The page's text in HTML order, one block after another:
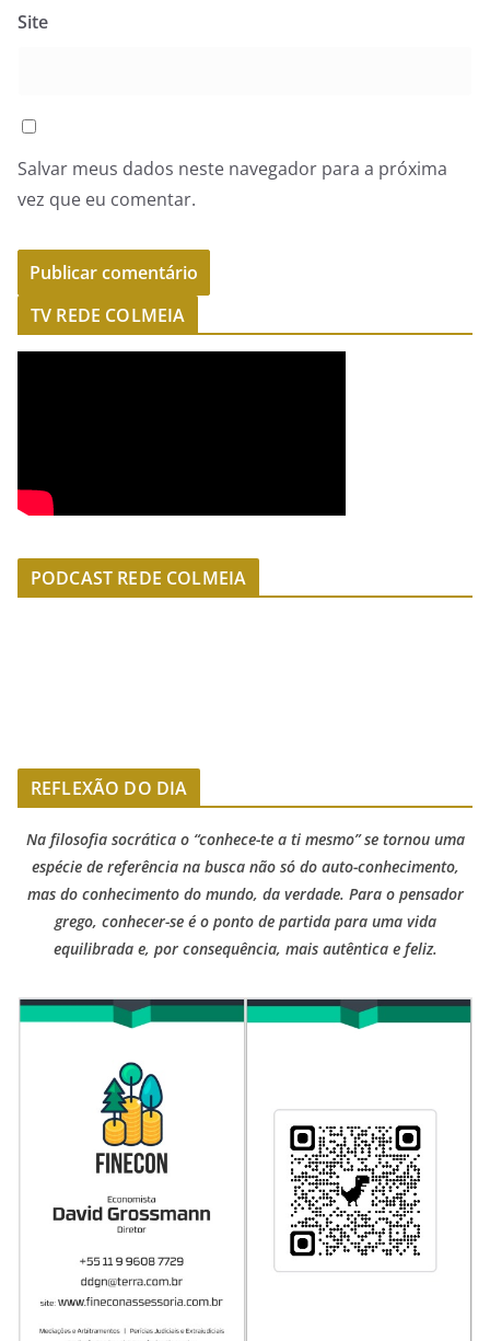
Site
Salvar meus dados neste navegador para a próxima
vez que eu comentar.
TV REDE COLMEIA
PODCAST REDE COLMEIA
REFLEXÃO DO DIA
Na filosofia socrática o “conhece-te a ti mesmo” se tornou uma
espécie de referência na busca não só do auto-conhecimento,
mas do conhecimento do mundo, da verdade. Para o pensador
grego, conhecer-se é o ponto de partida para uma vida
equilibrada e, por consequência, mais autêntica e feliz.